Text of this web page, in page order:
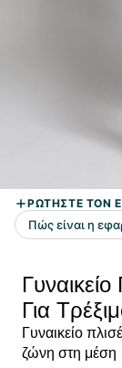
Για
Γυναικείο
ζώνη στη μέση